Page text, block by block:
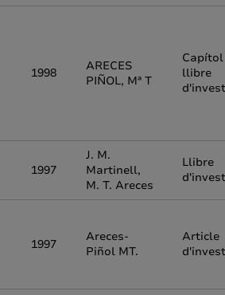
1998
ARECES
PIÑOL, Mª T
llibre
1997
J. M.
Martinell,
M. T. Areces
Llibre
1997
Areces-
Piñol MT.
Article